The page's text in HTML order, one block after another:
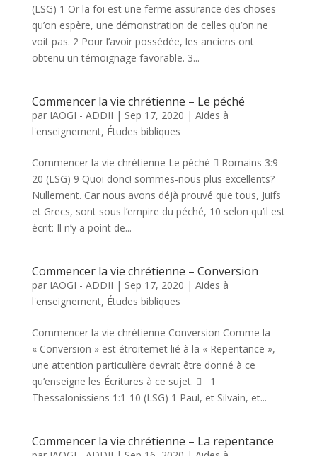
(LSG) 1 Or la foi est une ferme assurance des choses
qu’on espère, une démonstration de celles qu’on ne
voit pas. 2 Pour l’avoir possédée, les anciens ont
obtenu un témoignage favorable. 3...
Commencer la vie chrétienne – Le péché
par IAOGI - ADDII | Sep 17, 2020 | Aides à
l'enseignement, Études bibliques
Commencer la vie chrétienne Le péché  Romains 3:9-
20 (LSG) 9 Quoi donc! sommes-nous plus excellents?
Nullement. Car nous avons déjà prouvé que tous, Juifs
et Grecs, sont sous l’empire du péché, 10 selon qu’il est
écrit: Il n’y a point de...
Commencer la vie chrétienne – Conversion
par IAOGI - ADDII | Sep 17, 2020 | Aides à
l'enseignement, Études bibliques
Commencer la vie chrétienne Conversion Comme la
« Conversion » est étroitemet lié à la « Repentance »,
une attention particulière devrait être donné à ce
qu’enseigne les Écritures à ce sujet.  1
Thessalonissiens 1:1-10 (LSG) 1 Paul, et Silvain, et...
Commencer la vie chrétienne – La repentance